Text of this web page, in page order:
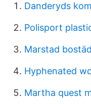
Danderyds
Polisport
Marstad
Hyphenated
Martha quest